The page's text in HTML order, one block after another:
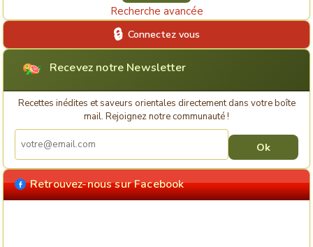
Recherche avancée
Connectez vous
Recevez notre Newsletter
Recettes inédites et saveurs orientales directement dans votre boîte
mail. Rejoignez notre communauté !
Retrouvez-nous sur Facebook